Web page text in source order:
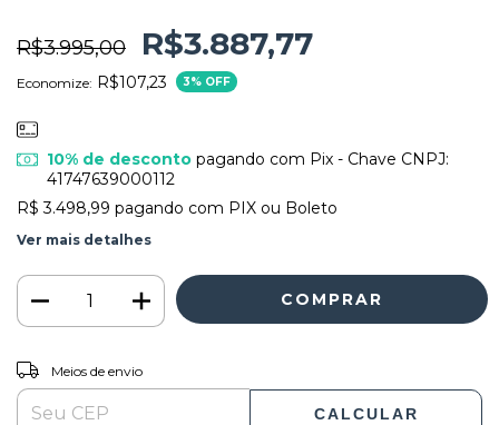
R$3.995,00 R$3.887,77
Economize: R$107,23 3% OFF
10% de descontopagando com Pix - Chave CNPJ:
41747639000112
R$ 3.498,99 pagando com PIX ou Boleto
Ver mais detalhes
Entregas para o CEP:
Meios de envio
CALCULAR